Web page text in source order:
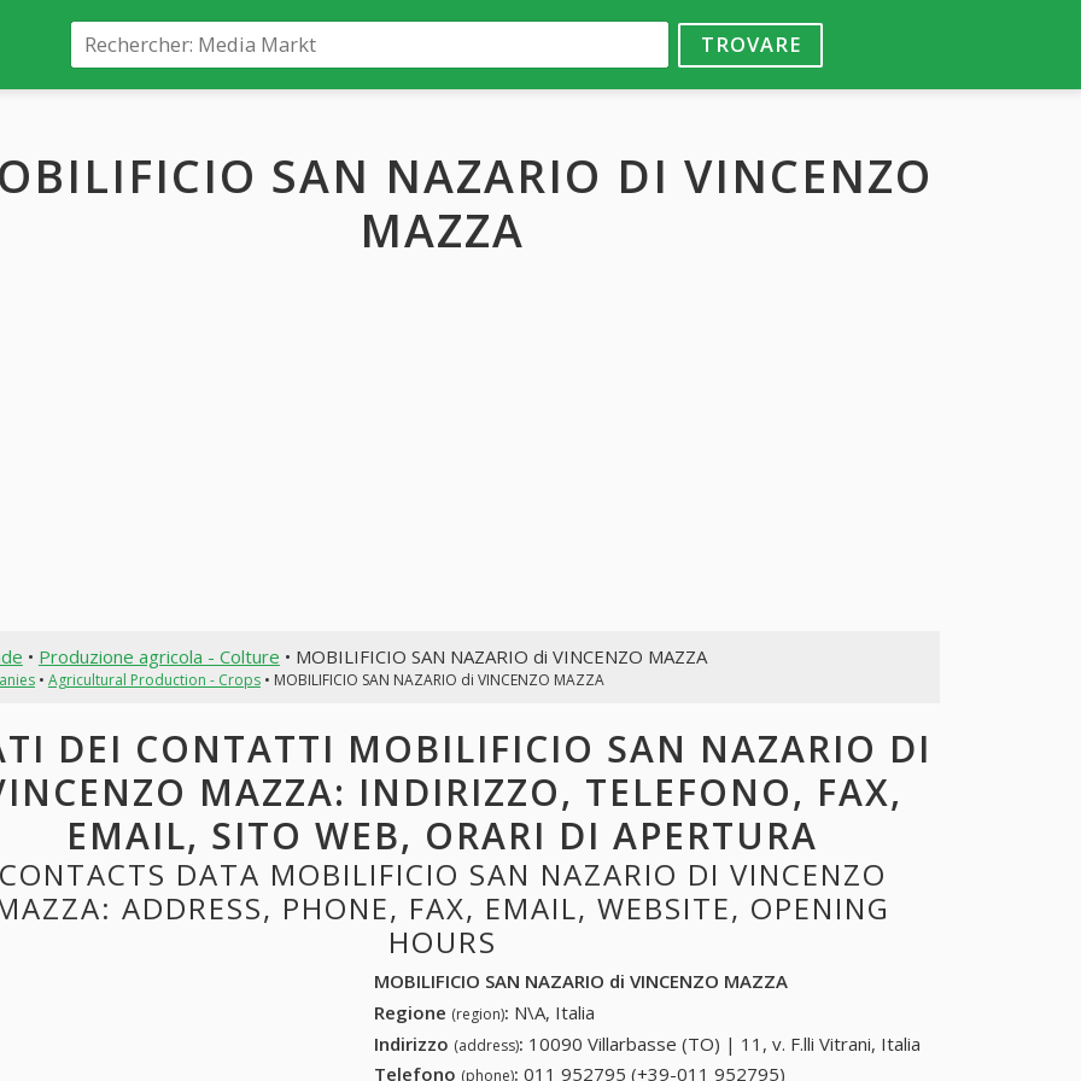
TROVARE
SAN NAZARIO DI VINCENZO
MAZZA
• Produzione agricola - Colture • MOBILIFICIO SAN NAZARIO di VINCENZO MAZZA
• Agricultural Production - Crops• MOBILIFICIO SAN NAZARIO di VINCENZO MAZZA
DEI CONTATTI MOBILIFICIO SAN NAZARIO DI
MAZZA: INDIRIZZO, TELEFONO, FAX,
EMAIL, SITO WEB, ORARI DI APERTURA
CONTACTS DATA MOBILIFICIO SAN NAZARIO DI VINCENZO
ADDRESS, PHONE, FAX, EMAIL, WEBSITE, OPENING
HOURS
MOBILIFICIO SAN NAZARIO di VINCENZO MAZZA
Regione (region): N\A, Italia
Indirizzo (address): 10090 Villarbasse (TO) | 11, v. F.lli Vitrani, Italia
Telefono (phone): 011 952795 (+39-011 952795)